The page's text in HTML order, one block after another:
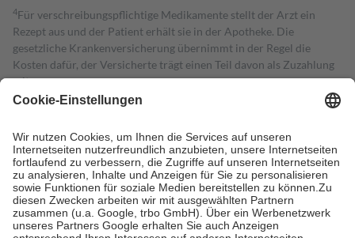
4Für verschreibungspflichtige Medikamente stellt der Arzt ein
Rezept aus und der Patient erhält sie in der Apotheke. Die
gesetzliche Krankenversicherung übernimmt in der Regel die
Kosten dafür, der Versicherte trägt einen Teil davon als Zuzahlung
mit.
Grundsätzlich leisten Mitglieder Zuzahlungen in Höhe von zehn
höchstens zehn Euro.
Es sind jedoch nie mehr als die tatsächlichen
Kosten der Leistung zu entrichten.
Diese Regeln gelten grundsätzlich auch für Online-Apotheken.
Bei Heilmitteln und häuslicher Krankenpflege beträgt die
Zuzahlung zehn Prozent der Kosten sowie zehn Euro je
Verordnung.
Um das Engagement der Versicherten für ihre eigene Gesundheit zu